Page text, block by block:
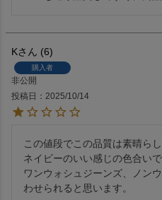
K 6
購入者
非公開
投稿日
2025/10/14
この値段でこの品質は素晴らし
ネイビーのいい感じの色合いで
ワンウォシュジーンズ、ノン
わせられると思います。